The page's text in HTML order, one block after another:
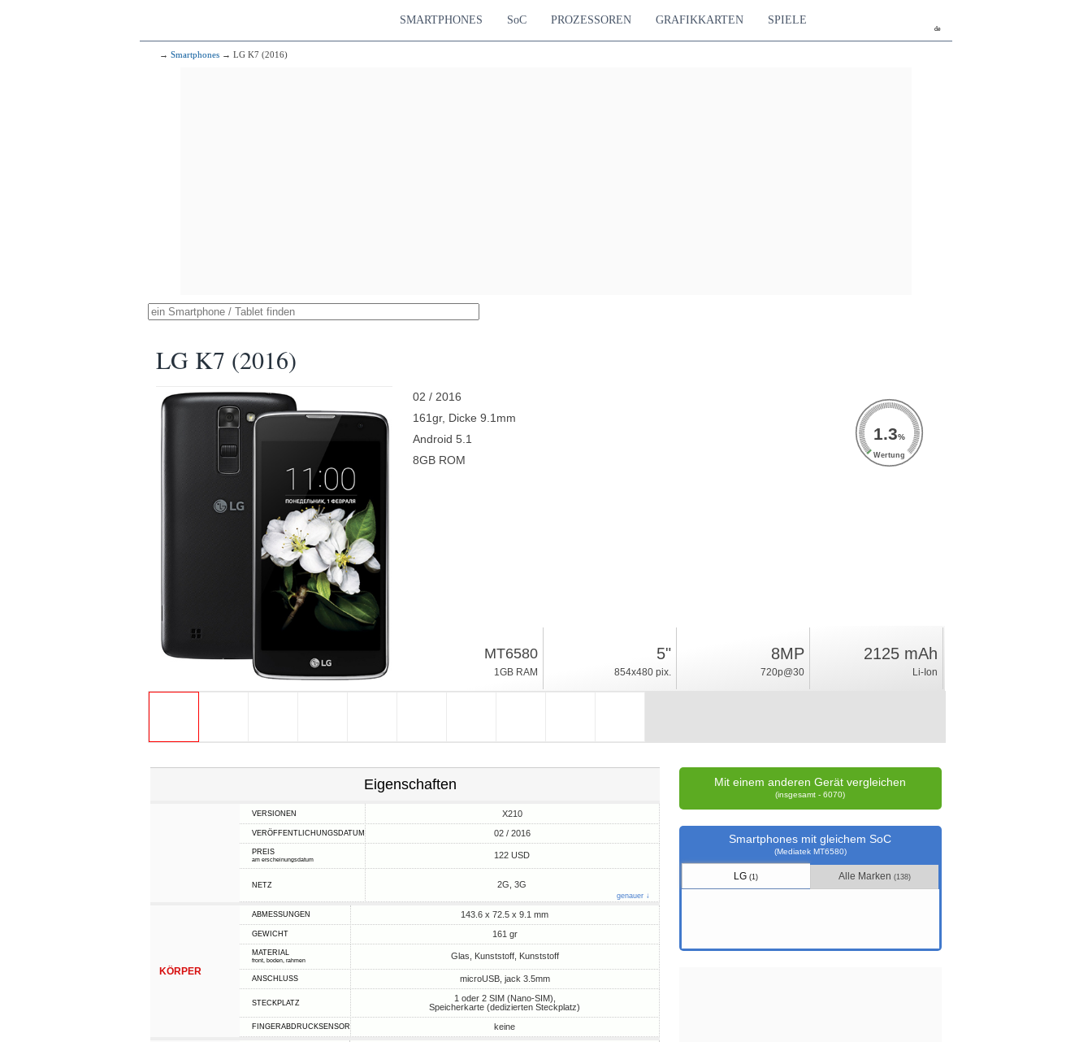
de
SMARTPHONES SoC PROZESSOREN GRAFIKKARTEN SPIELE
→ Smartphones → LG K7 (2016)
LG K7 (2016)
02 / 2016
161gr, Dicke 9.1mm
Android 5.1
8GB ROM
1.3%
Wertung
MT6580
1GB RAM
5"
854x480 pix.
8MP
720p@30
2125 mAh
Li-Ion
Eigenschaften
VERSIONEN X210
VERÖFFENTLICHUNGSDATUM 02 / 2016
PREIS
am erscheinungsdatum 122 USD
NETZ 2G, 3G
genauer ↓
KÖRPER
ABMESSUNGEN 143.6 x 72.5 x 9.1 mm
GEWICHT 161 gr
MATERIAL
front, boden, rahmen Glas, Kunststoff, Kunststoff
ANSCHLUSS microUSB, jack 3.5mm
STECKPLATZ
1 oder 2 SIM (Nano-SIM),
Speicherkarte (dedizierten Steckplatz)
FINGERABDRUCKSENSOR keine
Mit einem anderen Gerät vergleichen
(insgesamt - 6070)
Smartphones mit gleichem SoC
(Mediatek MT6580)
LG(1) Alle Marken (138)